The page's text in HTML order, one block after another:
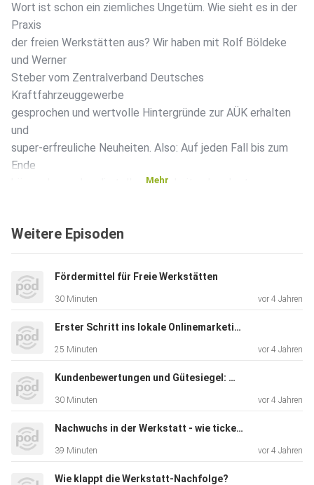
Wort ist schon ein ziemliches Ungetüm. Wie sieht es in der
Praxis
der freien Werkstätten aus? Wir haben mit Rolf Böldeke
und Werner
Steber vom Zentralverband Deutsches
Kraftfahrzeuggewerbe
gesprochen und wertvolle Hintergründe zur AÜK erhalten
und
super-erfreuliche Neuheiten. Also: Auf jeden Fall bis zum
Ende
hören, da werden die tollen Neuigkeiten kundgetan.
Mehr
Weitere Episoden
Fördermittel für Freie Werkstätten
30 Minuten vor 4 Jahren
Erster Schritt ins lokale Onlinemarketing: einfach und kostenlos?
25 Minuten vor 4 Jahren
Kundenbewertungen und Gütesiegel: Welche Bedeutung haben sie?
30 Minuten vor 4 Jahren
Nachwuchs in der Werkstatt - wie ticken die Kfz-Mechaniker von morgen?
39 Minuten vor 4 Jahren
Wie klappt die Werkstatt-Nachfolge?